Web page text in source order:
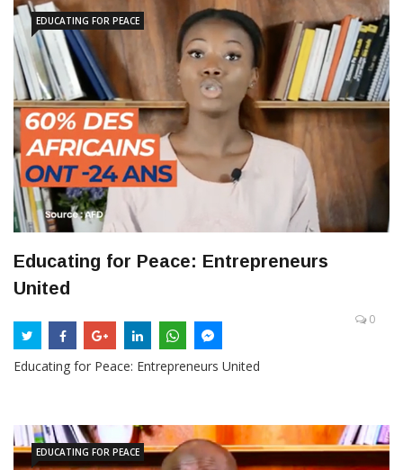
EDUCATING FOR PEACE
Educating for Peace: Entrepreneurs
United
0
Educating for Peace: Entrepreneurs United
EDUCATING FOR PEACE